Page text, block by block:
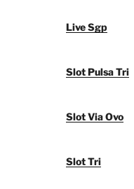
Live Sgp
Slot Pulsa Tri
Slot Via Ovo
Slot Tri